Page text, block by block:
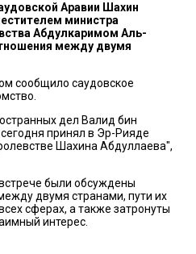
Аравии Шахин
министра
Абдулкаримом Аль-
между двумя
сообщило саудовское
дел Валид бин
принял в Эр-Рияде
Шахина Абдуллаева",
были обсуждены
двумя странами, пути их
сферах, а также затронуты
интерес.